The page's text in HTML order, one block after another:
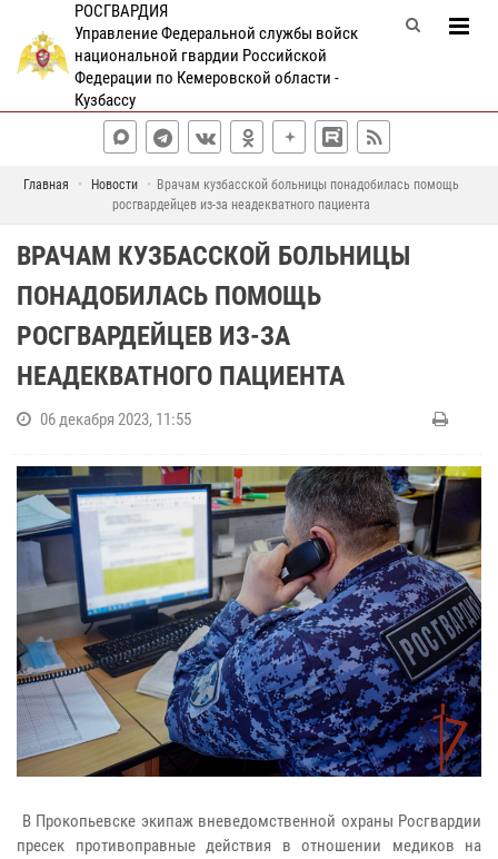
РОСГВАРДИЯ
Управление Федеральной службы войск
национальной гвардии Российской
Федерации по Кемеровской области -
Кузбассу
Главная Новости
Врачам кузбасской больницы понадобилась помощь
росгвардейцев из-за неадекватного пациента
ВРАЧАМ КУЗБАССКОЙ БОЛЬНИЦЫ
ПОНАДОБИЛАСЬ ПОМОЩЬ
РОСГВАРДЕЙЦЕВ ИЗ-ЗА
НЕАДЕКВАТНОГО ПАЦИЕНТА
06 декабря 2023, 11:55
В Прокопьевске экипаж вневедомственной охраны Росгвардии
пресек противоправные действия в отношении медиков на